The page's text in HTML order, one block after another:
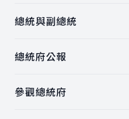
總統與副總統
總統府公報
參觀總統府